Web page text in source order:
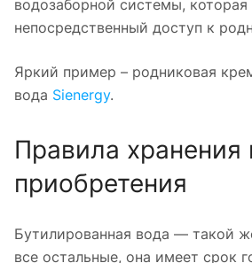
водозаборной системы, которая
непосредственный доступ к
Яркий пример – родниковая
вода Sienergy.
Правила хранения
приобретения
Бутилированная вода — такой
все остальные, она имеет срок